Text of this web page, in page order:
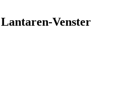
Venster